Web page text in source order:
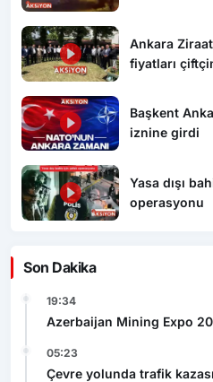
Ankara
fiyatları
Başkent
iznine girdi
Yasa dışı
operasyonu
Son Dakika
19:34
Azerbaijan Mining Expo
05:23
Çevre yolunda trafik